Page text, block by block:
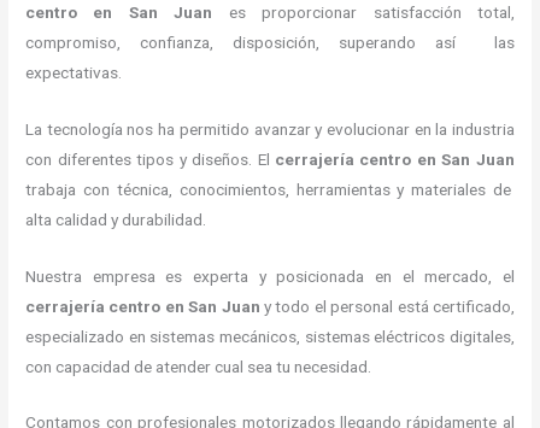
centro en San Juan es proporcionar satisfacción total,
compromiso, confianza, disposición, superando así las
expectativas.
La tecnología nos ha permitido avanzar y evolucionar en la industria
con diferentes tipos y diseños. El cerrajería centro en San Juan
trabaja con técnica, conocimientos, herramientas y materiales de
alta calidad y durabilidad.
Nuestra empresa es experta y posicionada en el mercado, el
cerrajería centro en San Juan y todo el personal está certificado,
especializado en sistemas mecánicos, sistemas eléctricos digitales,
con capacidad de atender cual sea tu necesidad.
Contamos con profesionales motorizados llegando rápidamente al